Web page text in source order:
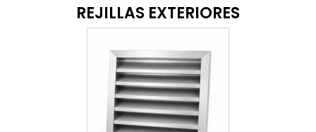
REJILLAS EXTERIORES